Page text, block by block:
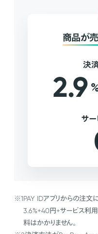
商品が
決
2.9
サ
※1PAY IDアプリからの注文
3.6%+40円+サービス利用
料はかかりません。